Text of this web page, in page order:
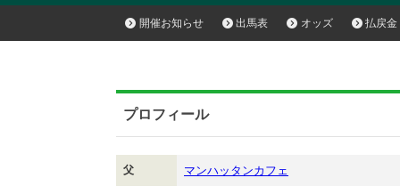
開催お知らせ 出馬表 オッズ 払戻金
プロフィール
父 マンハッタンカフェ